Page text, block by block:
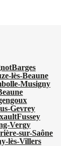
Barges
lès-Beaune
Musigny
Gevrey
Fussey
Vergy
sur-Saône
lès-Villers